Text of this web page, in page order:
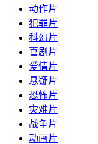
动作片
犯罪片
科幻片
喜剧片
爱情片
悬疑片
恐怖片
灾难片
战争片
动画片